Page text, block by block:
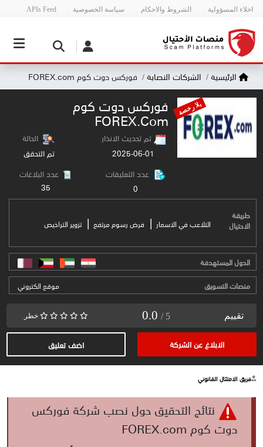
اخلاء المسؤولية الشروط والاحكام سياسة الخصوصية APIs Feed
الرئيسية الشركات النصابة فوركس دوت كوم FOREX.com
بلا رخصة فوركس دوت كوم
FOREX.com
تم تحديث الانذار
2025-06-01
الحالة
تم التحقق
عدد التعليقات
0
عدد البلاغات
35
طريقة
الاحتيال التلاعب في الاسعار | فرض رسوم مرتفع | تزوير التراخيص
الدول المستهدفة
منصات التسويق
موقع الكتروني
تقييم 0.0 / 5 خطر
الابلاغ عن الشركة اضف تعليق
فريق الامتثال القانوني
نتائج التحقيق حول نصب شركة فوركس
دوت كوم FOREX.com